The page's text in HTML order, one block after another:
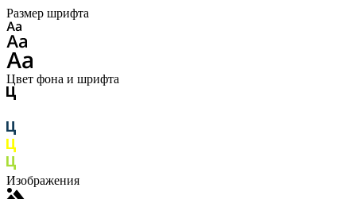
Размер шрифта
Цвет фона и шрифта
Изображения